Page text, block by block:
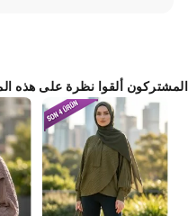
المشتركون ألقوا نظرة على هذه